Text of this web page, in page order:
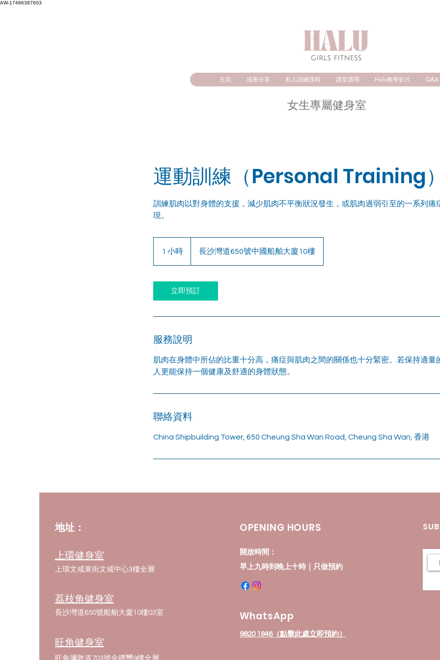
AW-17486387603
女生專屬健身室
主頁 成果分享 私人訓練課程 課堂選擇 Halu教學影片 Q&A
運動訓練（Personal Training）
訓練肌肉以對身體的支援，減少肌肉不平衡狀況發生，或肌肉過弱引至的一系列痛
現。
1 小時 長沙灣道650號中國船舶大廈10樓
立即預訂
服務說明
肌肉在身體中所佔的比重十分高，痛症與肌肉之間的關係也十分緊密。若保持適量
人更能保持一個健康及舒適的身體狀態。
聯絡資料
China Shipbuilding Tower, 650 Cheung Sha Wan Road, Cheung Sha Wan, 香港
地址：
上環健身室
上環文咸東街文咸中心3樓全層
荔枝角健身室
長沙灣道650號船舶大廈10樓03室
旺角健身室
旺角彌敦道703號金鑽璽9樓全層
OPENING HOURS
開放時間：
早上九時到晚上十時｜只做預約
WhatsApp
9820 1846（點擊此處立即預約）